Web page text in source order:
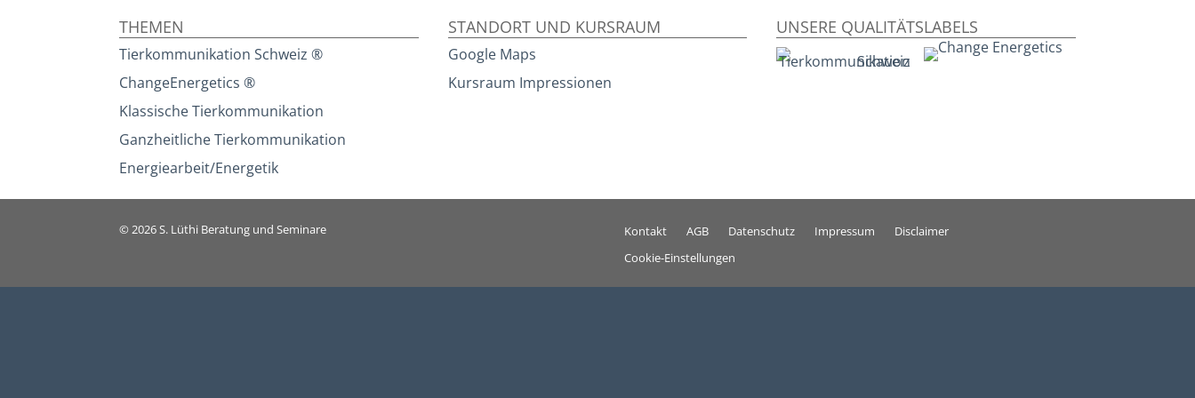
THEMEN
Tierkommunikation Schweiz ®
ChangeEnergetics ®
Klassische Tierkommunikation
Ganzheitliche Tierkommunikation
Energiearbeit/Energetik
STANDORT UND KURSRAUM
Google Maps
Kursraum Impressionen
UNSERE QUALITÄTSLABELS
© 2026S. Lüthi Beratung und Seminare Kontakt AGB Datenschutz Impressum
Disclaimer
Cookie-Einstellungen